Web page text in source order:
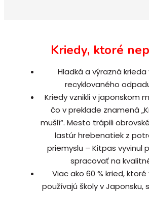
Kriedy, ktoré
Hladká a výrazná
recyklovaného
Kriedy vznikli v japonskom
čo v preklade znamená
mušlí“. Mesto trápili
lastúr hrebenatiek z
priemyslu – Kitpas vyvinul
spracovať na
Viac ako 60 % kried,
používajú školy v Japonsku,